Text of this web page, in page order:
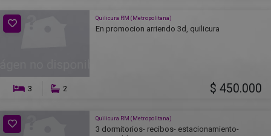
Quilicura RM (Metropolitana)
En promocion arriendo 3d, quilicura
3 2 $ 450.000
Quilicura RM (Metropolitana)
3 dormitorios- recibos- estacionamiento-